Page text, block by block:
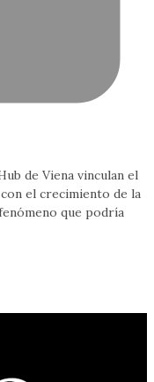
de Viena vinculan el
el crecimiento de la
que podría